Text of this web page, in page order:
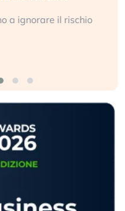
a ignorare il rischio